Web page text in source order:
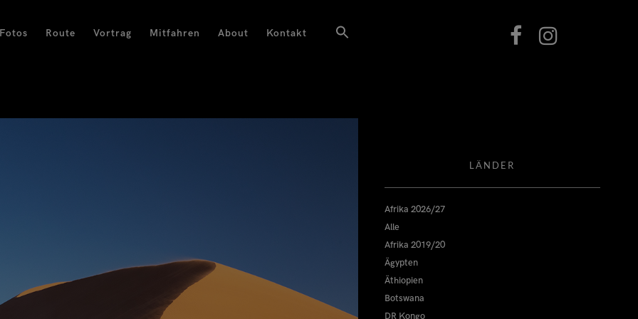
Route Vortrag Mitfahren About Kontakt
LÄNDER
Afrika 2026/27
Alle
Afrika 2019/20
Ägypten
Äthiopien
Botswana
DR Kongo